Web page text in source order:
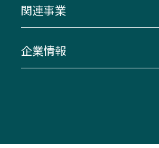
迂回・休止について
臨時バスについて
伊勢二見鳥羽周遊バスCANばす
「みえブルーライン」（三
神都ライナー
南紀～VISON～名古屋
湯の山温泉～名古屋
桑名・長島温泉・金城ふ頭駅
（休止中）
お問い合わせ
貸切バス団体旅行
美し国周遊ばす
関連事業
自家用自動車車両運行管理
企業情報